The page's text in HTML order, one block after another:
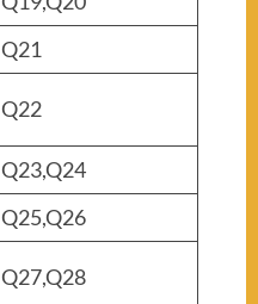
Q21
Q22
Q23,Q24
Q25,Q26
Q27,Q28